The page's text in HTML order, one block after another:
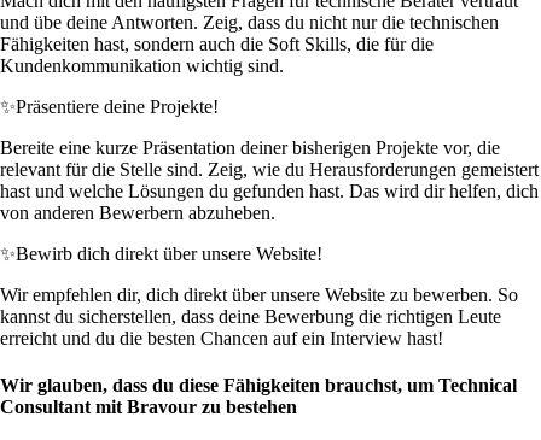
und übe deine Antworten. Zeig, dass du nicht nur die technischen
Fähigkeiten hast, sondern auch die Soft Skills, die für die
Kundenkommunikation wichtig sind.
✨Präsentiere deine Projekte!
Bereite eine kurze Präsentation deiner bisherigen Projekte vor, die
relevant für die Stelle sind. Zeig, wie du Herausforderungen gemeistert
hast und welche Lösungen du gefunden hast. Das wird dir helfen, dich
von anderen Bewerbern abzuheben.
✨Bewirb dich direkt über unsere Website!
Wir empfehlen dir, dich direkt über unsere Website zu bewerben. So
kannst du sicherstellen, dass deine Bewerbung die richtigen Leute
erreicht und du die besten Chancen auf ein Interview hast!
Wir glauben, dass du diese Fähigkeiten brauchst, um Technical
Consultant mit Bravour zu bestehen